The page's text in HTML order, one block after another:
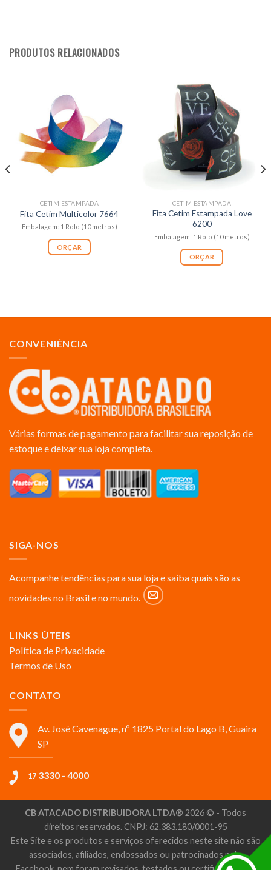
PRODUTOS RELACIONADOS
CETIM ESTAMPADA
Fita Cetim Multicolor 7664
Embalagem: 1 Rolo (10 metros)
ORÇAR
CETIM ESTAMPADA
Fita Cetim Estampada Love
6200
Embalagem: 1 Rolo (10 metros)
ORÇAR
CONVENIÊNCIA
Várias formas de pagamento para facilitar sua reposição de
estoque e deixar sua loja completa.
SIGA-NOS
Acompanhe tendências para sua loja e saiba quais são as
novidades no Brasil e no mundo.
LINKS ÚTEIS
Política de Privacidade
Termos de Uso
CONTATO
Av. José Cavenague, nº 1825 Portal do Lago B, Guaira
SP
17 3330 - 4000
CB ATACADO DISTRIBUIDORA LTDA® 2026 © - Todos
direitos reservados. CNPJ: 62.383.180/0001-95
Este Site e os produtos e serviços oferecidos neste site não são
associados, afiliados, endossados ou patrocinados pelo